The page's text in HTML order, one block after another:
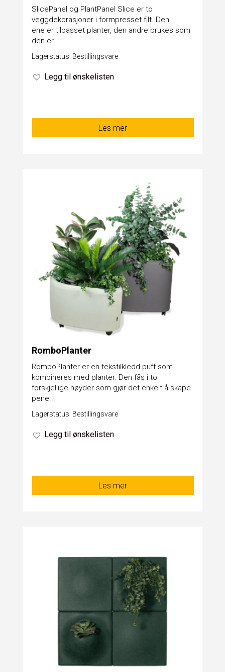
SlicePanel og PlantPanel Slice er to
veggdekorasjoner i formpresset filt. Den
ene er tilpasset planter, den andre brukes som
den er....
Lagerstatus: Bestillingsvare
Legg til ønskelisten
Les mer
RomboPlanter
RomboPlanter er en tekstilkledd puff som
kombineres med planter. Den fås i to
forskjellige høyder som gjør det enkelt å skape
pene...
Lagerstatus: Bestillingsvare
Legg til ønskelisten
Les mer